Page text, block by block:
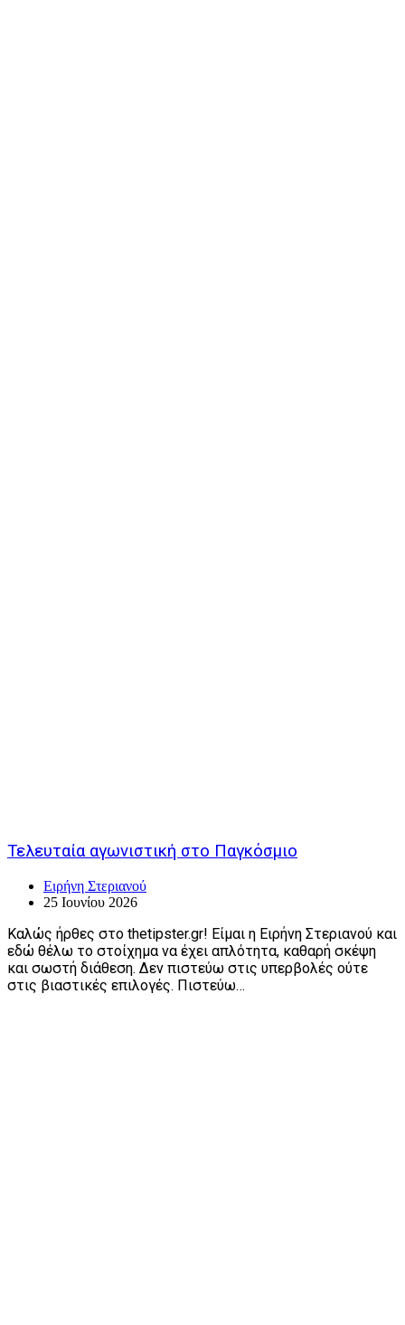
Τελευταία αγωνιστική στο Παγκόσμιο
Ειρήνη Στεριανού
25 Ιουνίου 2026
Καλώς ήρθες στο thetipster.gr! Είμαι η Ειρήνη Στεριανού και
εδώ θέλω το στοίχημα να έχει απλότητα, καθαρή σκέψη
και σωστή διάθεση. Δεν πιστεύω στις υπερβολές ούτε
στις βιαστικές επιλογές. Πιστεύω…